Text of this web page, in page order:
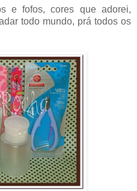
e fofos, cores que adorei,
todo mundo, prá todos os